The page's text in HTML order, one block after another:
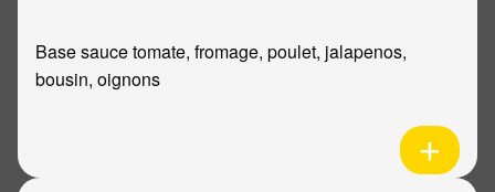
Base sauce tomate, fromage, poulet, jalapenos,
bousin, oignons